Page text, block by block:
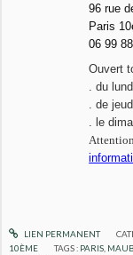
96 rue
Paris
06 99
Ouvert
. du
. de
. le
LIEN PERMANENT
10ÈME
TAGS : PARIS